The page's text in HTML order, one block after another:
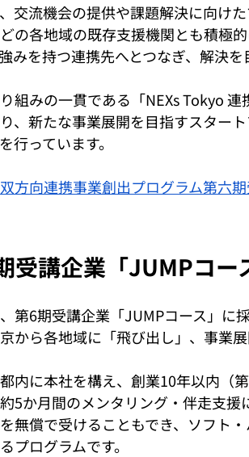
交流機会の提供や課題解決に向け
の各地域の既存支援機関とも積極
みを持つ連携先へとつなぎ、解決
組みの一貫である「NEXs Tokyo
、新たな事業展開を目指すスター
行っています。
双方向連携事業創出プログラム第六
受講企業「JUMPコ
第6期受講企業「JUMPコース」に
から各地域に「飛び出し」、事業
内に本社を構え、創業10年以内（
5か月間のメンタリング・伴走支
無償で受けることもでき、ソフト
プログラムです。